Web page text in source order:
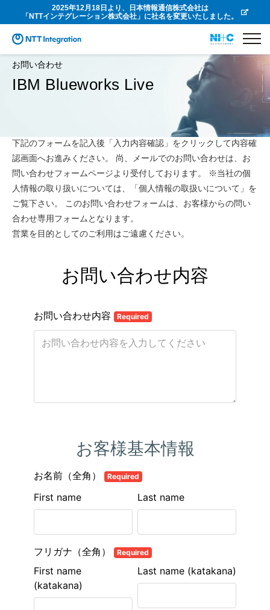
2025年12月18日より、日本情報通信株式会社は
「NTTインテグレーション株式会社」に社名を変更いたしました。
お問い合わせ
IBM Blueworks Live
下記のフォームを記入後「入力内容確認」をクリックして内容確
認画面へお進みください。 尚、メールでのお問い合わせは、お
問い合わせフォームページより受付しております。 ※当社の個
人情報の取り扱いについては、「個人情報の取扱いについて」を
ご覧下さい。 このお問い合わせフォームは、お客様からの問い
合わせ専用フォームとなります。
営業を目的としてのご利用はご遠慮ください。